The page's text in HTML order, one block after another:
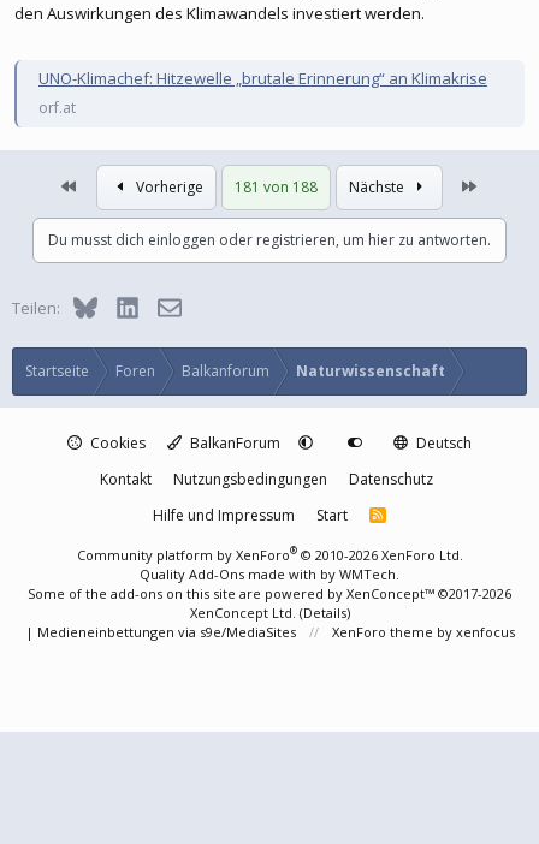
den Auswirkungen des Klimawandels investiert werden.
UNO-Klimachef: Hitzewelle „brutale Erinnerung“ an Klimakrise
orf.at
Vorherige 181 von 188 Nächste
Du musst dich einloggen oder registrieren, um hier zu antworten.
Teilen: BlueskyLinkedInE-Mail
Startseite Foren Balkanforum Naturwissenschaft
Cookies BalkanForum
Deutsch
Kontakt
Nutzungsbedingungen
Datenschutz
Hilfe und Impressum
Start
R
Community platform by XenForo® © 2010-2026 XenForo Ltd.
Quality Add-Ons made with by WMTech
Some of the add-ons on this site are powered by XenConcept™ ©2017-2026
XenConcept Ltd. (Details)
| Medieneinbettungen via s9e/MediaSites XenForo theme by xenfocus